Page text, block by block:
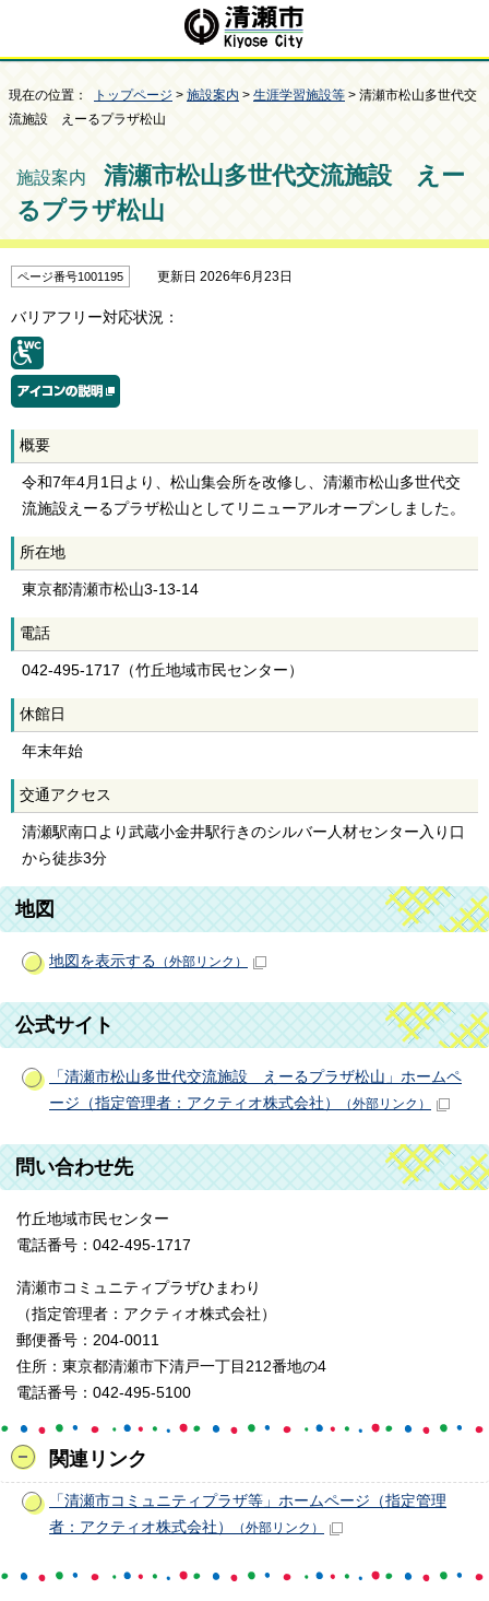
現在の位置： トップページ > 施設案内 > 生涯学習施設等 > 清瀬市松山多世代交
流施設 えーるプラザ松山
施設案内 清瀬市松山多世代交流施設 えー
るプラザ松山
ページ番号1001195 更新日 2026年6月23日
バリアフリー対応状況：
概要
令和7年4月1日より、松山集会所を改修し、清瀬市松山多世代交
流施設えーるプラザ松山としてリニューアルオープンしました。
所在地
東京都清瀬市松山3-13-14
電話
042-495-1717（竹丘地域市民センター）
休館日
年末年始
交通アクセス
清瀬駅南口より武蔵小金井駅行きのシルバー人材センター入り口
から徒歩3分
地図
地図を表示する （外部リンク）
公式サイト
「清瀬市松山多世代交流施設 えーるプラザ松山」ホームペ
ージ（指定管理者：アクティオ株式会社）
（外部リンク）
問い合わせ先
竹丘地域市民センター
電話番号：042-495-1717
清瀬市コミュニティプラザひまわり
（指定管理者：アクティオ株式会社）
郵便番号：204-0011
住所：東京都清瀬市下清戸一丁目212番地の4
電話番号：042-495-5100
関連リンク
「清瀬市コミュニティプラザ等」ホームページ（指定管理
者：アクティオ株式会社）
（外部リンク）